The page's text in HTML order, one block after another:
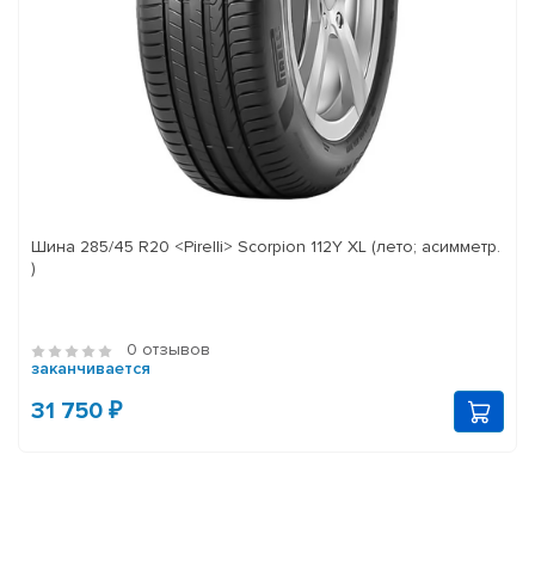
Шина 285/45 R20 <Pirelli> Scorpion 112Y XL (лето; асимметр.
)
0 отзывов
заканчивается
31 750 ₽